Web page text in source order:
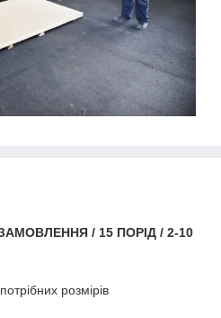
/ 15 ПОРІД / 2-10
розмірів